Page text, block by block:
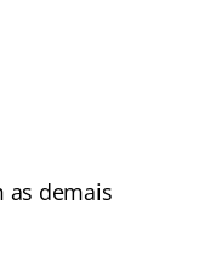
as demais